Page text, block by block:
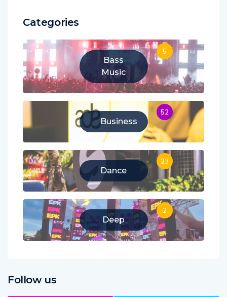
Categories
Bass
Music
5
Business
52
Dance
23
Deep
2
Follow us